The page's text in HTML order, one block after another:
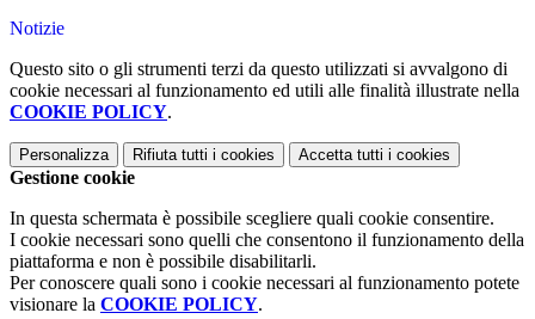
Notizie
Questo sito o gli strumenti terzi da questo utilizzati si avvalgono di
cookie necessari al funzionamento ed utili alle finalità illustrate nella
COOKIE POLICY.
Personalizza Rifiuta tutti i cookies Accetta tutti i cookies
Gestione cookie
In questa schermata è possibile scegliere quali cookie consentire.
I cookie necessari sono quelli che consentono il funzionamento della
piattaforma e non è possibile disabilitarli.
Per conoscere quali sono i cookie necessari al funzionamento potete
visionare la COOKIE POLICY.